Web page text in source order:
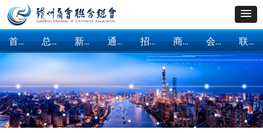
首页 总会概括 新闻中心
新闻中心
通知公告
通知公告
招商引资
招商引资
商会建设
商会建设
会员服务
会员服务
联系我们